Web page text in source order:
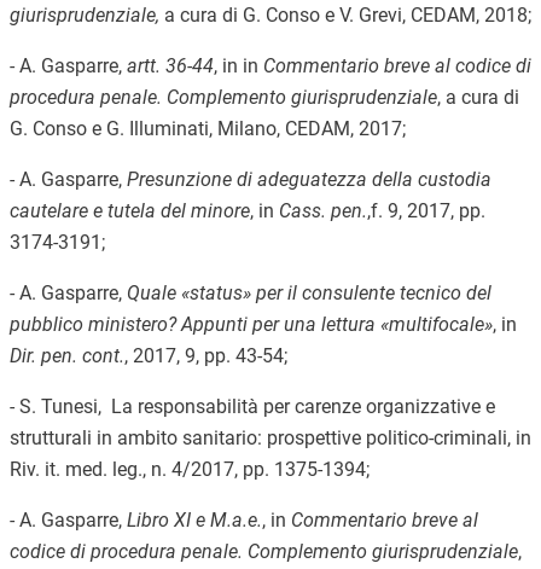
giurisprudenziale, a cura di G. Conso e V. Grevi, CEDAM, 2018;
- A. Gasparre, artt. 36-44, in in Commentario breve al codice di
procedura penale. Complemento giurisprudenziale, a cura di
G. Conso e G. Illuminati, Milano, CEDAM, 2017;
- A. Gasparre, Presunzione di adeguatezza della custodia
cautelare e tutela del minore, in Cass. pen.,f. 9, 2017, pp.
3174-3191;
- A. Gasparre, Quale «status» per il consulente tecnico del
pubblico ministero? Appunti per una lettura «multifocale», in
Dir. pen. cont., 2017, 9, pp. 43-54;
- S. Tunesi, La responsabilità per carenze organizzative e
strutturali in ambito sanitario: prospettive politico-criminali, in
Riv. it. med. leg., n. 4/2017, pp. 1375-1394;
- A. Gasparre, Libro XI e M.a.e., in Commentario breve al
codice di procedura penale. Complemento giurisprudenziale,